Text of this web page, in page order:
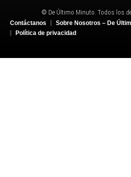
© De Último Minuto. Todos los
Contáctanos
Sobre Nosotros – De
Política de privacidad